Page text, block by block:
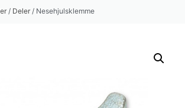
/ Deler / Nesehjulsklemme
+